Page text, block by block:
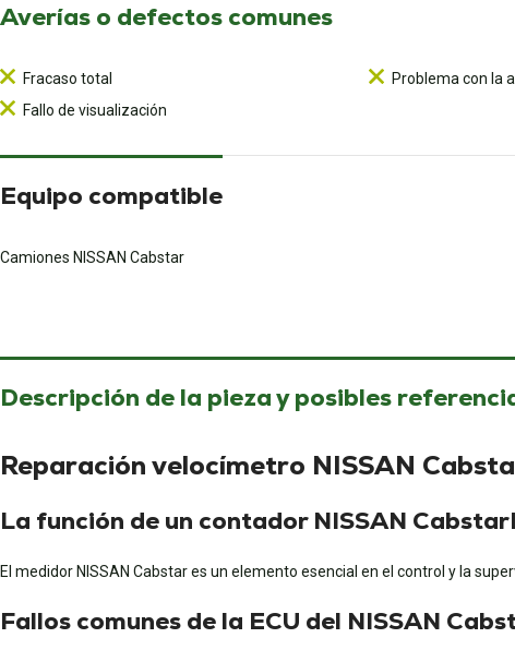
Averías o defectos comunes
Fracaso total
Fallo de visualización
Problema con la
Equipo compatible
Camiones NISSAN Cabstar
Descripción de la pieza y posibles
Reparación velocímetro NISSAN
La función de un contador NISSAN CabstarI
El medidor NISSAN Cabstar es un elemento esencial en el control y la
Fallos comunes de la ECU del NISSAN